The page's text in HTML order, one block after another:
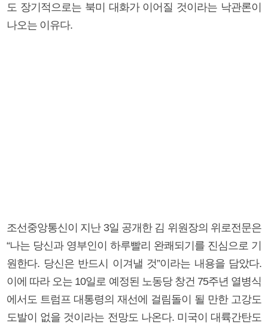
도 장기적으로는 북미 대화가 이어질 것이라는 낙관론이
나오는 이유다.
조선중앙통신이 지난 3일 공개한 김 위원장의 위로전문은
“나는 당신과 영부인이 하루빨리 완쾌되기를 진심으로 기
원한다. 당신은 반드시 이겨낼 것”이라는 내용을 담았다.
이에 따라 오는 10일로 예정된 노동당 창건 75주년 열병식
에서도 트럼프 대통령의 재선에 걸림돌이 될 만한 고강도
도발이 없을 것이라는 전망도 나온다. 미국이 대륙간탄도